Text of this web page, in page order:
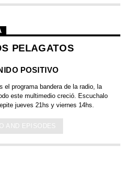
PELAGATOS
POSITIVO
el programa bandera de la radio, la
este multimedio creció. Escuchalo
jueves 21hs y viernes 14hs.
AND EPISODES